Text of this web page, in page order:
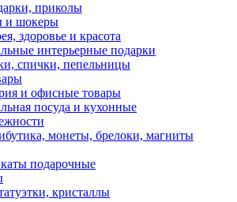
приколы
и шокеры
здоровье и красота
интерьерные подарки
спички, пепельницы
и офисные товары
посуда и кухонные
монеты, брелоки, магниты
подарочные
кристаллы